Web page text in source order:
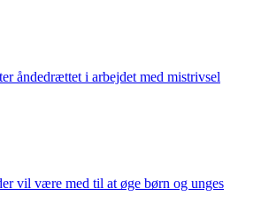
åndedrættet i arbejdet med mistrivsel
vil være med til at øge børn og unges